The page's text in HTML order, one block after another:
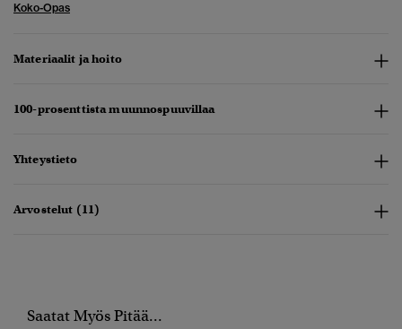
Koko-Opas
Materiaalit ja hoito
100-prosenttista muunnospuuvillaa
Yhteystieto
Arvostelut (11)
Saatat Myös Pitää...